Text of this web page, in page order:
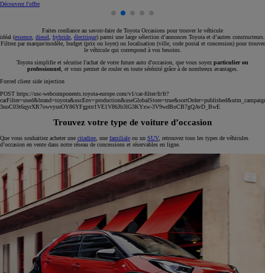
Découvrez l'offre
Faites confiance au savoir-faire de Toyota Occasions pour trouver le véhicule
idéal (essence, diesel, hybride, électrique) parmi une large sélection d’annonces Toyota et d’autres constructeurs.
Filtrez par marque/modèle, budget (prix ou loyer) ou localisation (ville, code postal et concession) pour trouver
le véhicule qui correspond à vos besoins.
Toyota simplifie et sécurise l'achat de votre future auto d'occasion, que vous soyez particulier ou
professionnel, et vous permet de rouler en toute sérénité grâce à de nombreux avantages.
Forced client side injection
POST https://usc-webcomponents.toyota-europe.com/v1/car-filter/fr/fr?
3noC03t6qyrXR7owvysnOY86YFgptrr1VE1V86Jb3lG3KYxw-3V9wdBoCB7gQAvD_BwE
Trouvez votre type de voiture d’occasion
Que vous souhaitiez acheter une citadine, une familiale ou un SUV, retrouvez tous les types de véhicules
d’occasion en vente dans notre réseau de concessions et réservables en ligne.